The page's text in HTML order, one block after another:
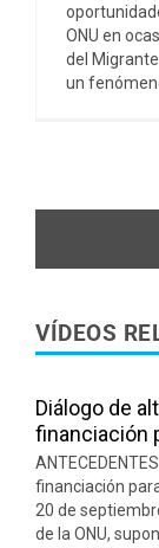
ONU en
del
un
VÍDEOS
Diálogo de
financiación
financiación
20 de
de la ONU,